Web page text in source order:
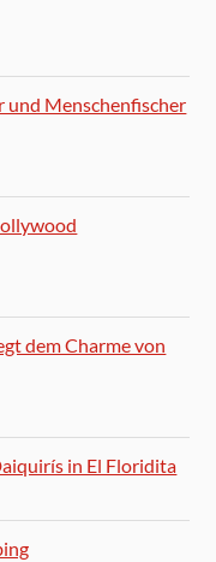
und Menschenfischer
dem Charme von
in El Floridita